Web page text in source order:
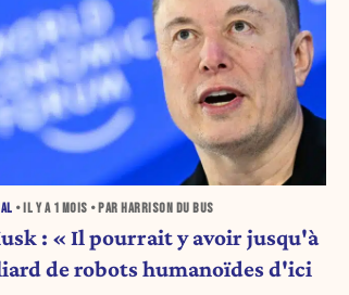
• IL Y A 1 MOIS • PAR HARRISON DU BUS
: « Il pourrait y avoir jusqu'à
de robots humanoïdes d'ici